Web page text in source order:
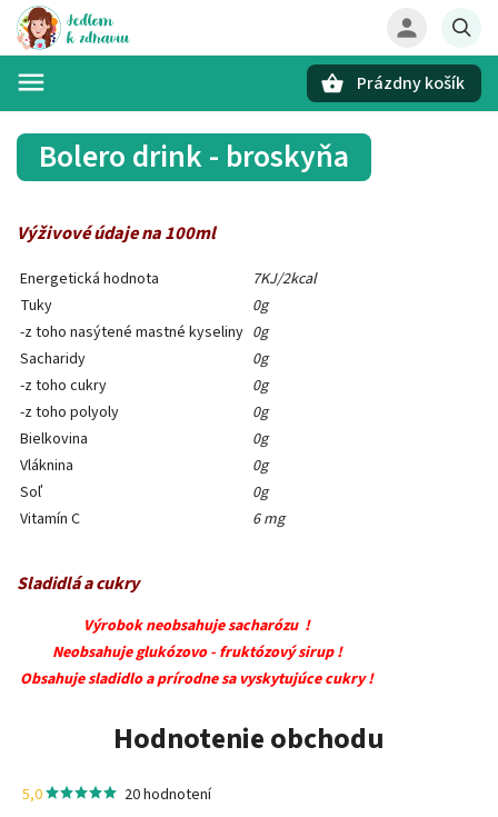
Prázdny košík
Bolero drink - broskyňa
Výživové údaje na 100ml
Energetická hodnota
7KJ/2kcal
Tuky
0g
-z toho nasýtené mastné kyseliny 0g
Sacharidy
0g
-z toho cukry
0g
-z toho polyoly
0g
Bielkovina
0g
Vláknina
0g
Soľ
0g
Vitamín C
6 mg
Sladidlá a cukry
Výrobok neobsahuje sacharózu !
Neobsahuje glukózovo - fruktózový sirup !
Obsahuje sladidlo a prírodne sa vyskytujúce cukry !
Hodnotenie obchodu
5,0 20 hodnotení